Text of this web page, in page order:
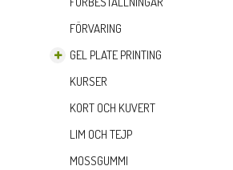
FÖRVARING
GEL PLATE PRINTING
KURSER
KORT OCH KUVERT
LIM OCH TEJP
MOSSGUMMI